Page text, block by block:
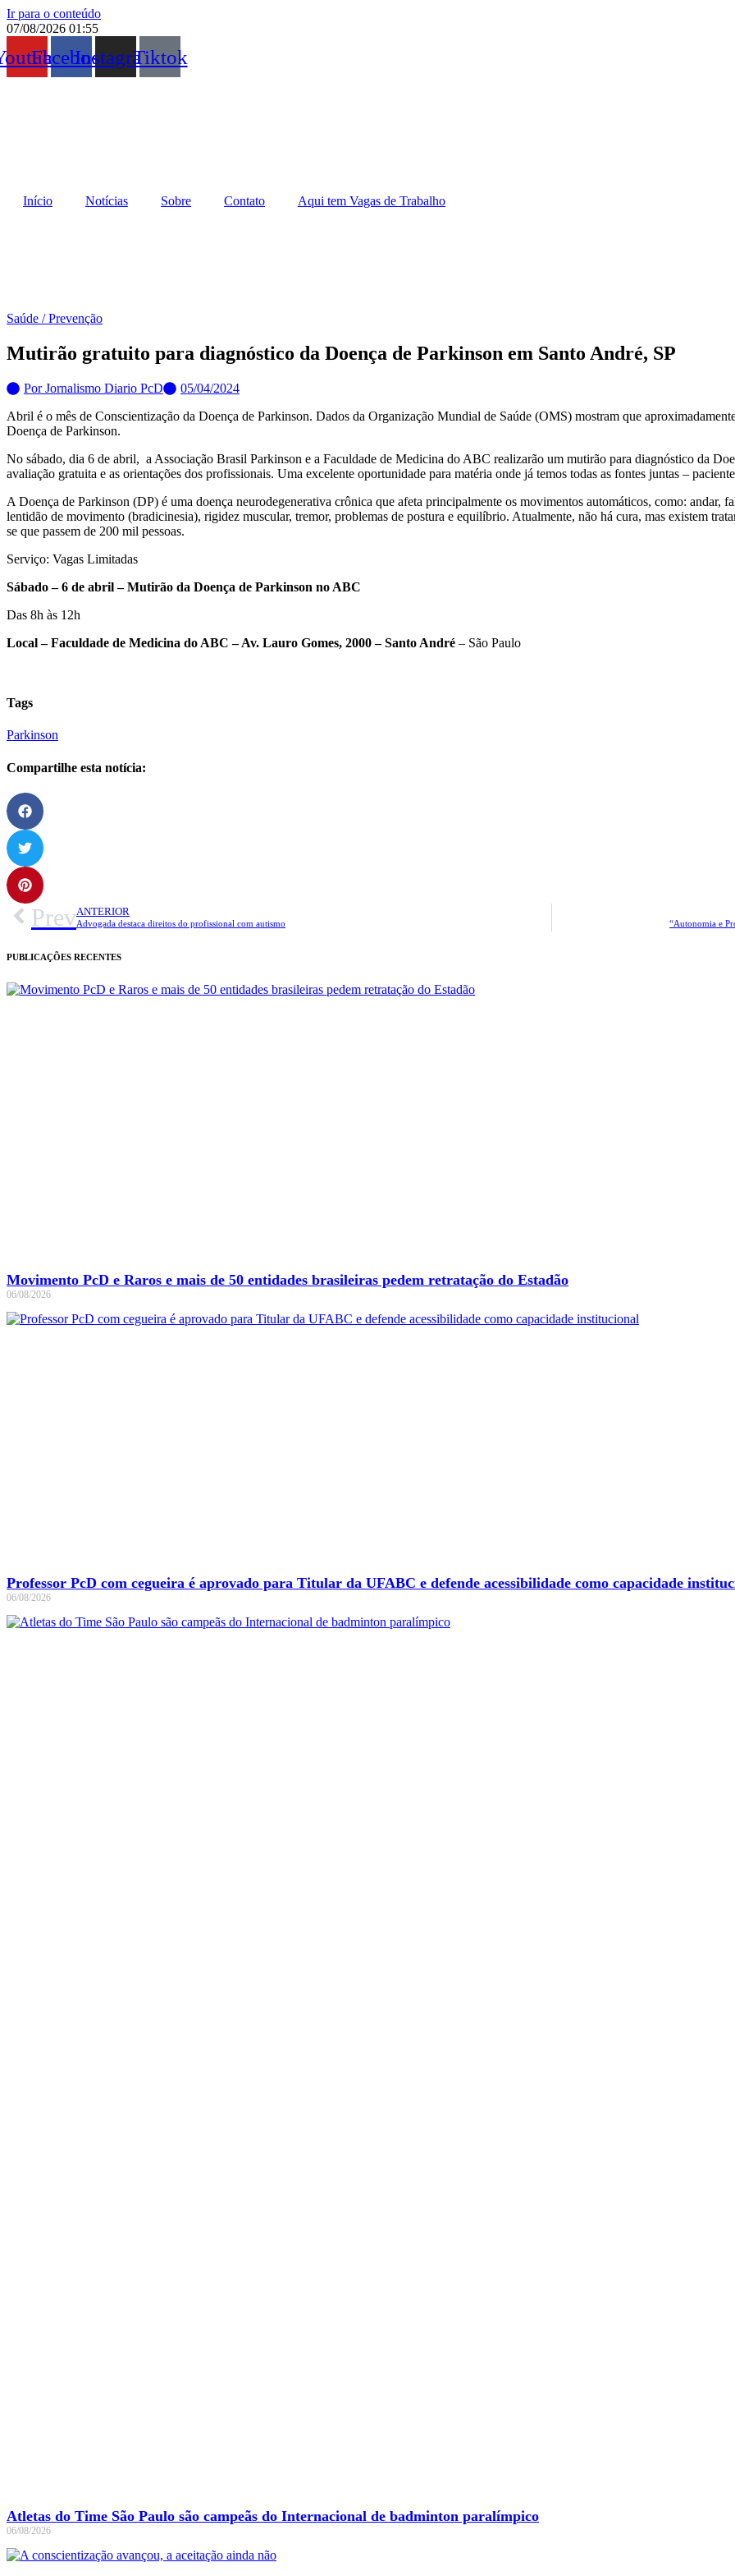
Ir para o conteúdo
07/08/2026 01:55
FacebookInstagramTiktok
Início Notícias Sobre Contato Aqui tem Vagas de Trabalho
Saúde / Prevenção
Mutirão gratuito para diagnóstico da Doença de Parkinson em Santo André, SP
PorJornalismo Diario PcD
05/04/2024
Abril é o mês de Conscientização da Doença de Parkinson. Dados da Organização Mundial de Saúde (OMS) mostram que
Doença de Parkinson.
No sábado, dia 6 de abril, a Associação Brasil Parkinson e a Faculdade de Medicina do ABC realizarão um mutirão para diagnóstico da
avaliação gratuita e as orientações dos profissionais. Uma excelente oportunidade para matéria onde já temos todas as fontes juntas –
A Doença de Parkinson (DP) é uma doença neurodegenerativa crônica que afeta principalmente os movimentos automáticos, como: andar,
lentidão de movimento (bradicinesia), rigidez muscular, tremor, problemas de postura e equilíbrio. Atualmente, não há cura, mas existem
se que passem de 200 mil pessoas.
Serviço: Vagas Limitadas
Sábado – 6 de abril – Mutirão da Doença de Parkinson no ABC
Das 8h às 12h
Local – Faculdade de Medicina do ABC – Av. Lauro Gomes, 2000 – Santo André – São Paulo
Tags
Parkinson
Compartilhe esta notícia:
PrevANTERIOR
Advogada destaca direitos do profissional com autismo “Autonomia e
PUBLICAÇÕES RECENTES
Movimento PcD e Raros e mais de 50 entidades brasileiras pedem retratação do Estadão
06/08/2026
Professor PcD com cegueira é aprovado para Titular da UFABC e defende acessibilidade como capacidade
06/08/2026
Atletas do Time São Paulo são campeãs do Internacional de badminton paralímpico
06/08/2026